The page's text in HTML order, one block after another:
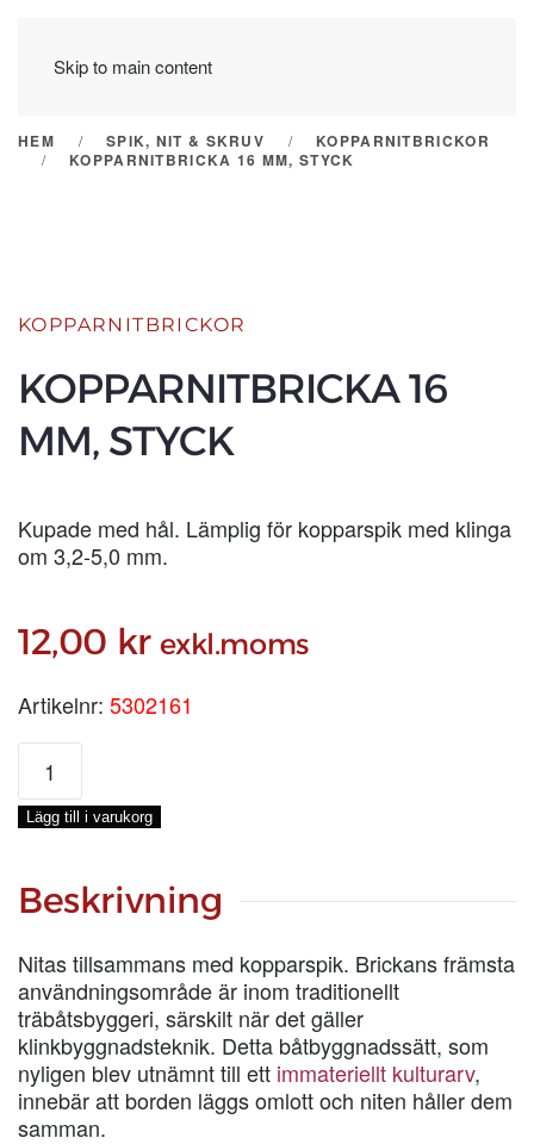
Skip to main content
HEM SPIK, NIT & SKRUV
KOPPARNITBRICKOR
KOPPARNITBRICKA 16 MM, STYCK
KOPPARNITBRICKOR
KOPPARNITBRICKA 16
MM, STYCK
Kupade med hål. Lämplig för kopparspik med klinga
om 3,2-5,0 mm.
12,00 kr exkl.moms
Artikelnr: 5302161
KOPPARNITBRICKA
MM,
STYCK
Lägg till i varukorg
Beskrivning
Nitas tillsammans med kopparspik. Brickans främsta
användningsområde är inom traditionellt
träbåtsbyggeri, särskilt när det gäller
klinkbyggnadsteknik. Detta båtbyggnadssätt, som
nyligen blev utnämnt till ett immateriellt kulturarv,
innebär att borden läggs omlott och niten håller dem
samman.